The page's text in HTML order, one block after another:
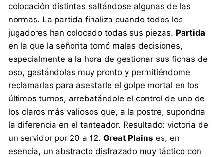
colocación distintas saltándose algunas de las
normas. La partida finaliza cuando todos los
jugadores han colocado todas sus piezas. Partida
en la que la señorita tomó malas decisiones,
especialmente a la hora de gestionar sus fichas de
oso, gastándolas muy pronto y permitiéndome
reclamarlas para asestarle el golpe mortal en los
últimos turnos, arrebatándole el control de uno de
los claros más valiosos que, a la postre, supondría
la diferencia en el tanteador. Resultado: victoria de
un servidor por 20 a 12.Great Plains es, en
esencia, un abstracto disfrazado muy táctico con